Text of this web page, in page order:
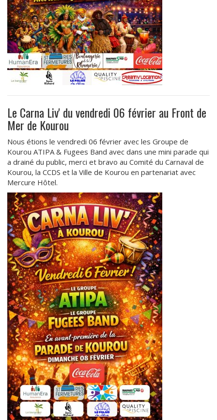
Le Carna Liv' du vendredi 06 février au Front de
Mer de Kourou
Nous étions le vendredi 06 février avec les Groupe de
Kourou ATIPA & Fugees Band avec dans une mini parade qui
a drainé du public, merci et bravo au Comité du Carnaval de
Kourou, la CCDS et la Ville de Kourou en partenariat avec
Mercure Hôtel.